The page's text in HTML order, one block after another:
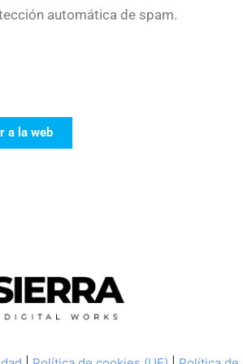
automática de spam.
a la web